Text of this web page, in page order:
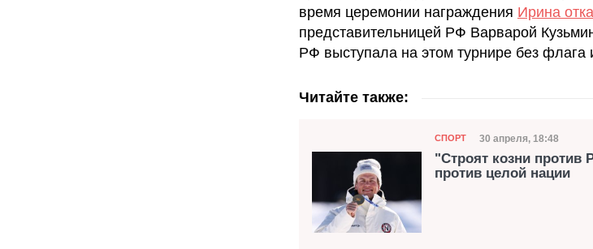
время церемонии награждения Ирина
представительницей РФ Варварой
РФ выступала на этом турнире без флага
Читайте также:
Категория
СПОРТ Дата публикации
30 апреля, 18:48
"Строят козни
против целой нации